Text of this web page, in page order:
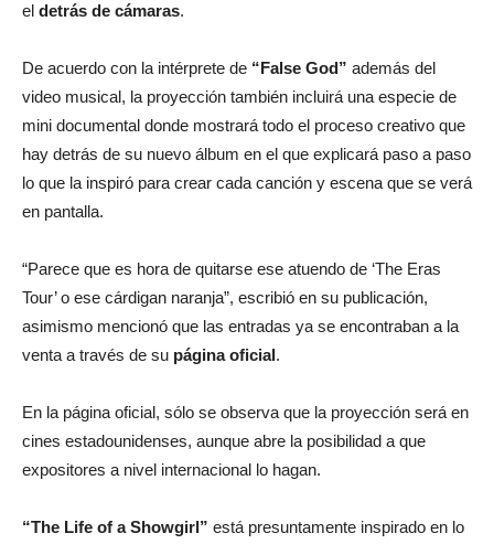
el detrás de cámaras.
De acuerdo con la intérprete de “False God” además del
video musical, la proyección también incluirá una especie de
mini documental donde mostrará todo el proceso creativo que
hay detrás de su nuevo álbum en el que explicará paso a paso
lo que la inspiró para crear cada canción y escena que se verá
en pantalla.
“Parece que es hora de quitarse ese atuendo de ‘The Eras
Tour’ o ese cárdigan naranja”, escribió en su publicación,
asimismo mencionó que las entradas ya se encontraban a la
venta a través de su página oficial.
En la página oficial, sólo se observa que la proyección será en
cines estadounidenses, aunque abre la posibilidad a que
expositores a nivel internacional lo hagan.
“The Life of a Showgirl” está presuntamente inspirado en lo